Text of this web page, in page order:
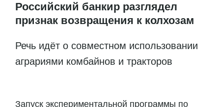
Российский банкир разглядел
признак возвращения к колхозам
Речь идёт о совместном использовании
аграриями комбайнов и тракторов
Запуск экспериментальной программы по